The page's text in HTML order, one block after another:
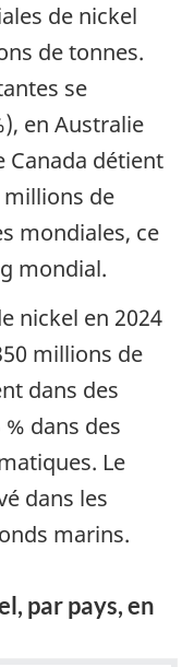
de nickel
de tonnes.
se
en Australie
Canada détient
millions de
mondiales, ce
mondial.
nickel en 2024
millions de
dans des
dans des
Le
dans les
marins.
par pays, en